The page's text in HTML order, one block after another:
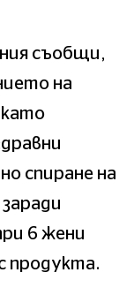
съобщи,
на
като
спиране на
6 жени
продукта.